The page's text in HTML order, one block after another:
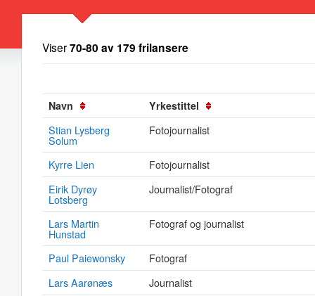
Viser70-80 av 179 frilansere
Navn Yrkestittel
Stian Lysberg
Solum
Fotojournalist
Kyrre Lien
Fotojournalist
Eirik Dyrøy
Lotsberg
Journalist/Fotograf
Lars Martin
Hunstad
Fotograf og journalist
Paul Paiewonsky
Fotograf
Lars Aarønæs
Journalist